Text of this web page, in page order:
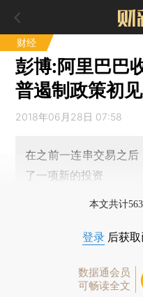
财经
彭博:阿里巴巴
普遏制政策初
2018年06月28日 07:58
在之前一连串交易之
了一项新的投资
本文共计
登录 后获
数据通会员
可畅读全文